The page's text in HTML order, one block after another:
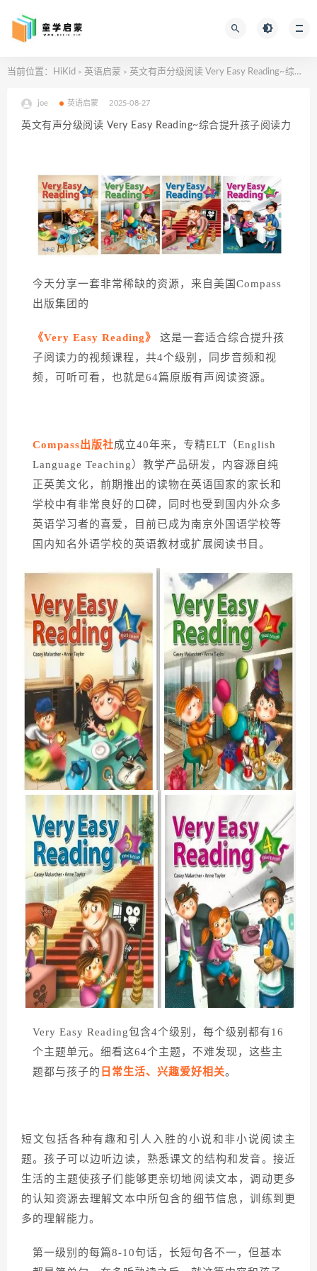
当前位置： HiKid > 英语启蒙 > 英文有声分级阅读 Very Easy Reading~综合提升孩子阅读力
joe 英语启蒙 2025-08-27
英文有声分级阅读 Very Easy Reading~综合提升孩子阅读力
今天分享一套非常稀缺的资源，来自 美 国Compass
出版集团的
《Very Easy Reading》
这是一套适合综合提升孩
子阅读力的视频课程， 共4个级别，同步音频和视
频，可听可看，也就是64篇原版有声阅读资源。
Compass出版社成立40年来，专精ELT（English
Language Teaching）教学产品研发，内容源自纯
正英美文化，前期推出的读物在英语国家的家长和
学校中有非常良好的口碑，同时也受到国内外众多
英语学习者的喜爱，目前已成为南京外国语学校等
国内知名外语学校的英语教材或扩展阅读书目。
Very Easy Reading包含4个级别，每个级别都有16
个主题单元。细看这64个主题，不难发现，这些主
题都与孩子的 日常生活、兴趣爱好相关。
短文包括各种有趣和引人入胜的小说和非小说阅读主
题。孩子可以边听边读，熟悉课文的结构和发音。接近
生活的主题使孩子们能够更亲切地阅读文本，调动更多
的认知资源去理解文本中所包含的细节信息，训练到更
多的理解能力。
第一级别的每篇8-10句话，长短句各不一，但基本